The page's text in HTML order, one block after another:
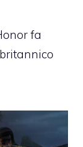
fa